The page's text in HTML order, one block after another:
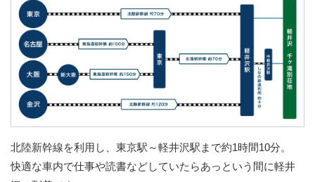
北陸新幹線を利用し、東京駅～軽井沢駅まで約1時間10分。
快適な車内で仕事や読書などしていたらあっという間に軽井